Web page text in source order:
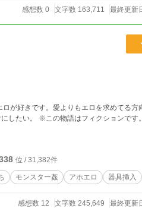
感想数 0 文字数 163,711 最終更新
が好きです。愛よりもエロを求めてる方
したい。 ※この物語はフィクションです
位 / 31,382件
モンスター姦 アホエロ 器具挿入
感想数 12 文字数 245,649 最終更新